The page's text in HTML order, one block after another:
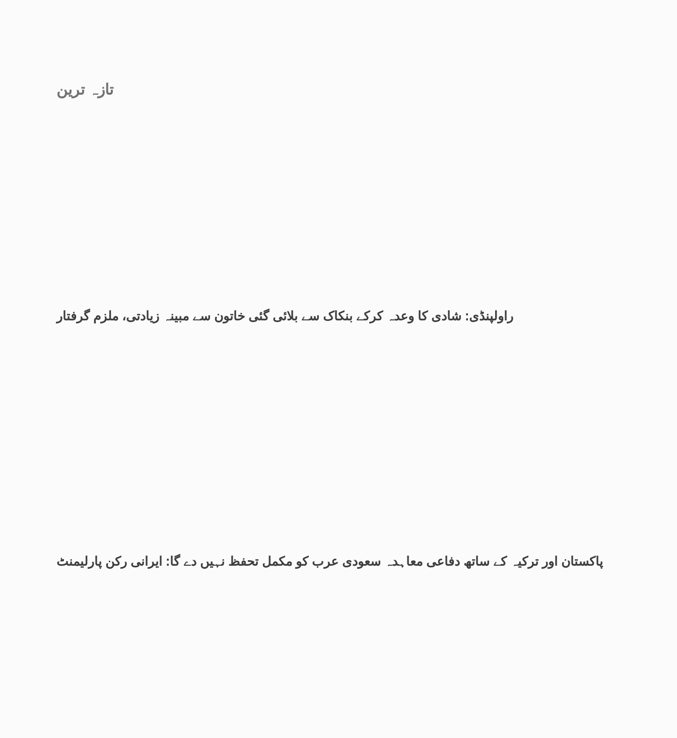
تازہ ترین
راولپنڈی: شادی کا وعدہ کرکے بنکاک سے بلائی گئی خاتون سے مبینہ زیادتی، ملزم گرفتار
پاکستان اور ترکیہ کے ساتھ دفاعی معاہدہ سعودی عرب کو مکمل تحفظ نہیں دے گا: ایرانی رکن پارلیمنٹ